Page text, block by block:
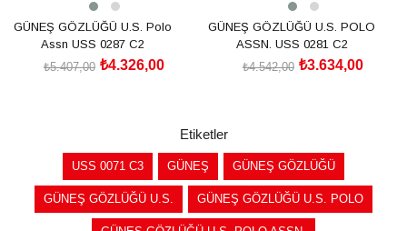
GÜNEŞ GÖZLÜĞÜ U.S. Polo
Assn USS 0287 C2
₺4.326,00
₺5.407,00
GÜNEŞ GÖZLÜĞÜ U.S. POLO
ASSN. USS 0281 C2
₺3.634,00
₺4.542,00
Etiketler
USS 0071 C3 GÜNEŞ GÜNEŞ GÖZLÜĞÜ
GÜNEŞ GÖZLÜĞÜ U.S. GÜNEŞ GÖZLÜĞÜ U.S. POLO